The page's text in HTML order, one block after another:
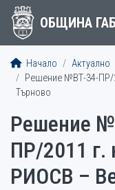
ОБЩИНА
Начало Актуално
Решение №ВТ-34-ПР/
Търново
Решение
ПР/2011 г.
РИОСВ –